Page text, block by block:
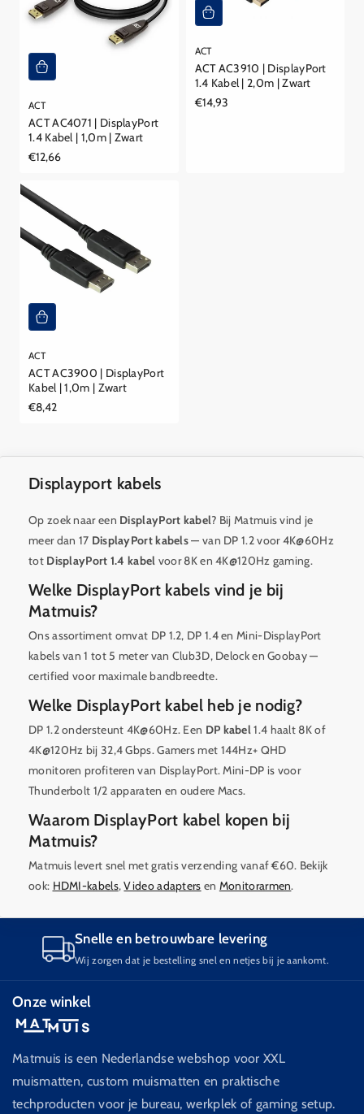
ACT
ACT AC4071 | DisplayPort
1.4 Kabel | 1,0m | Zwart
Reguliere
€12,66
ACT
ACT AC3910 | DisplayPort
1.4 Kabel | 2,0m | Zwart
Reguliere
€14,93
ACT
ACT AC3900 | DisplayPort
Kabel | 1,0m | Zwart
Reguliere
€8,42
Displayport kabels
Op zoek naar een DisplayPort kabel? Bij Matmuis vind je
meer dan 17 DisplayPort kabels— van DP 1.2 voor 4K@60Hz
tot DisplayPort 1.4 kabel voor 8K en 4K@120Hz gaming.
Welke DisplayPort kabels vind je bij
Matmuis?
Ons assortiment omvat DP 1.2, DP 1.4 en Mini-DisplayPort
kabels van 1 tot 5 meter van Club3D, Delock en Goobay —
certified voor maximale bandbreedte.
Welke DisplayPort kabel heb je nodig?
DP 1.2 ondersteunt 4K@60Hz. Een DP kabel1.4 haalt 8K of
4K@120Hz bij 32,4 Gbps. Gamers met 144Hz+ QHD
monitoren profiteren van DisplayPort. Mini-DP is voor
Thunderbolt 1/2 apparaten en oudere Macs.
Waarom DisplayPort kabel kopen bij
Matmuis?
Matmuis levert snel met gratis verzending vanaf €60. Bekijk
ook: HDMI-kabels,Video adapters en Monitorarmen.
Snelle en betrouwbare levering
Wij zorgen dat je bestelling snel en netjes bij je aankomt.
Onze winkel
Matmuis is een Nederlandse webshop voor XXL
muismatten, custom muismatten en praktische
techproducten voor je bureau, werkplek of gaming setup.